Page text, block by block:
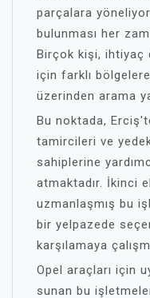
parçalara
bulunması her
Birçok kişi, ihtiyaç
için farklı
üzerinden arama
Bu noktada,
tamircileri ve
sahiplerine
atmaktadır. İkinci
uzmanlaşmış bu
bir yelpazede
karşılamaya
Opel araçları için
sunan bu